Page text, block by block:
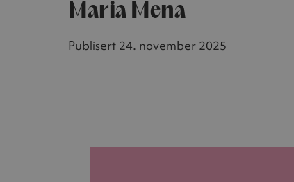
Maria Mena
Publisert 24. november 2025